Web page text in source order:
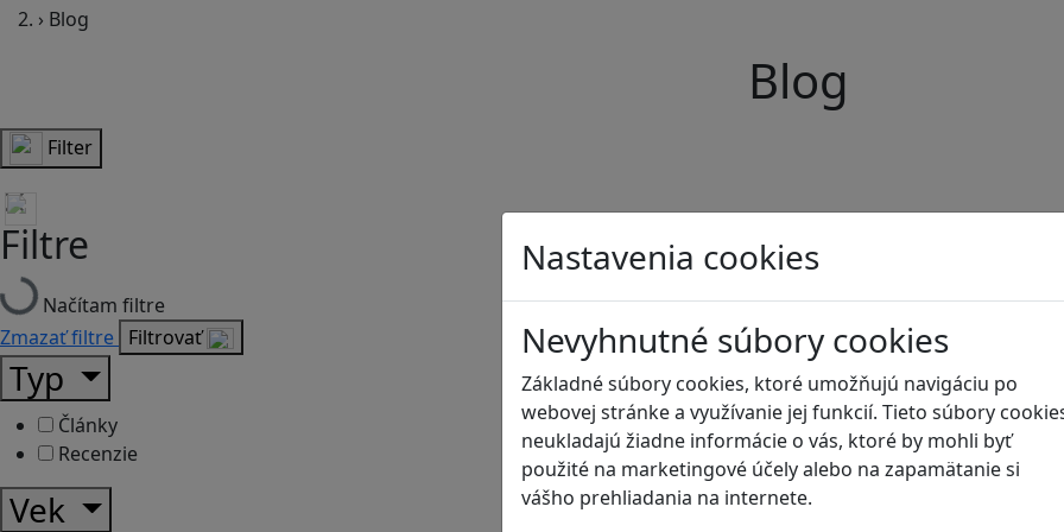
Nastavenia cookies
Nevyhnutné súbory cookies
Základné súbory cookies, ktoré umožňujú navigáciu po
webovej stránke a využívanie jej funkcií. Tieto súbory
neukladajú žiadne informácie o vás, ktoré by mohli byť
použité na marketingové účely alebo na zapamätanie si
vášho prehliadania na internete.
› Blog
Blog
Filter
Filtre
Načítam filtre
Zmazať filtre Filtrovať
Typ
Články
Recenzie
Vek